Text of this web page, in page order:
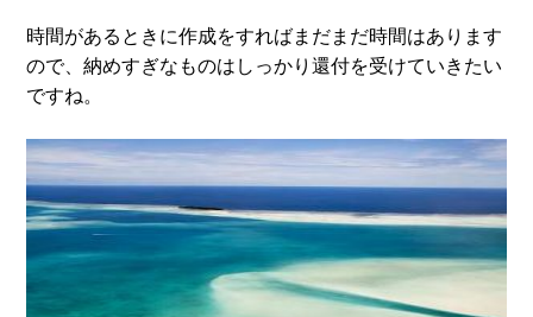
時間があるときに作成をすればまだまだ時間はあります
ので、納めすぎなものはしっかり還付を受けていきたい
ですね。